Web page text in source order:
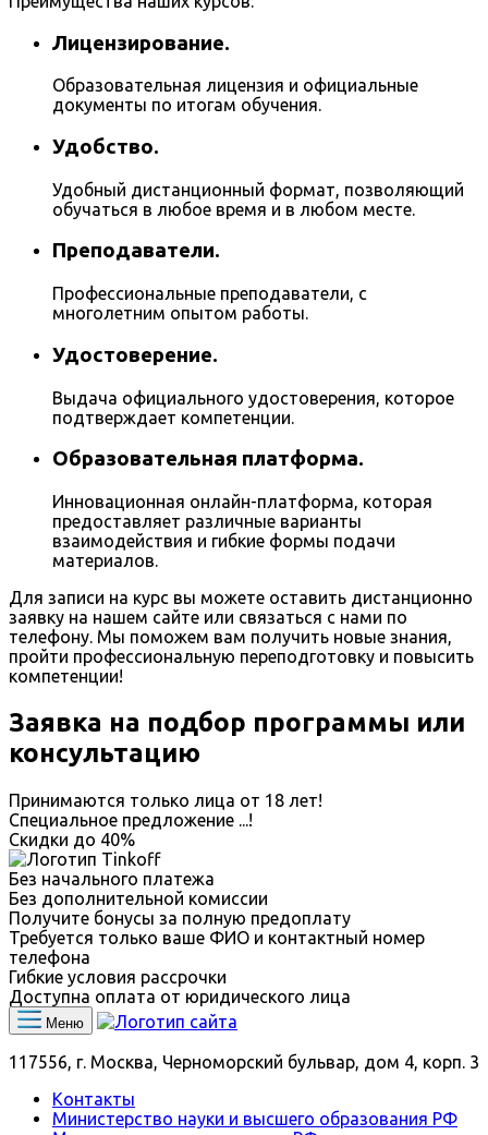
Лицензирование.
Образовательная лицензия и официальные
документы по итогам обучения.
Удобство.
Удобный дистанционный формат, позволяющий
обучаться в любое время и в любом месте.
Преподаватели.
Профессиональные преподаватели, с
многолетним опытом работы.
Удостоверение.
Выдача официального удостоверения, которое
подтверждает компетенции.
Образовательная платформа.
Инновационная онлайн-платформа, которая
предоставляет различные варианты
взаимодействия и гибкие формы подачи
материалов.
Для записи на курс вы можете оставить дистанционно
заявку на нашем сайте или связаться с нами по
телефону. Мы поможем вам получить новые знания,
пройти профессиональную переподготовку и повысить
компетенции!
Заявка на подбор программы или
консультацию
Принимаются только лица от 18 лет!
Специальное предложение ...!
Скидки до 40%
Без начального платежа
Без дополнительной комиссии
Получите бонусы за полную предоплату
Требуется только ваше ФИО и контактный номер
телефона
Гибкие условия рассрочки
Доступна оплата от юридического лица
Меню
117556, г. Москва, Черноморский бульвар, дом 4, корп. 3
Контакты
Министерство науки и высшего образования РФ